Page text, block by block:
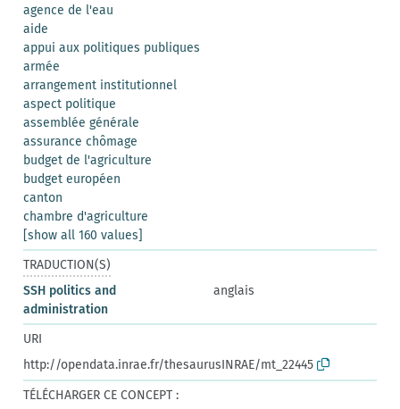
agence de l'eau
aide
appui aux politiques publiques
armée
arrangement institutionnel
aspect politique
assemblée générale
assurance chômage
budget de l'agriculture
budget européen
canton
chambre d'agriculture
[show all 160 values]
TRADUCTION(S)
SSH politics and
administration
anglais
URI
http://opendata.inrae.fr/thesaurusINRAE/mt_22445
TÉLÉCHARGER CE CONCEPT :